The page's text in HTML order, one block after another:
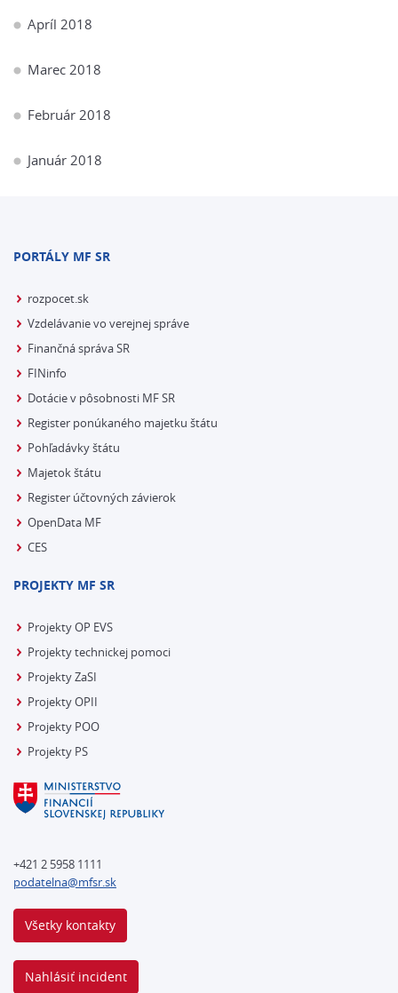
Apríl 2018
Marec 2018
Február 2018
Január 2018
PORTÁLY MF SR
rozpocet.sk
Vzdelávanie vo verejnej správe
Finančná správa SR
FINinfo
Dotácie v pôsobnosti MF SR
Register ponúkaného majetku štátu
Pohľadávky štátu
Majetok štátu
Register účtovných závierok
OpenData MF
CES
PROJEKTY MF SR
Projekty OP EVS
Projekty technickej pomoci
Projekty ZaSI
Projekty OPII
Projekty POO
Projekty PS
+421 2 5958 1111
podatelna@mfsr.sk
Všetky kontakty
Nahlásiť incident